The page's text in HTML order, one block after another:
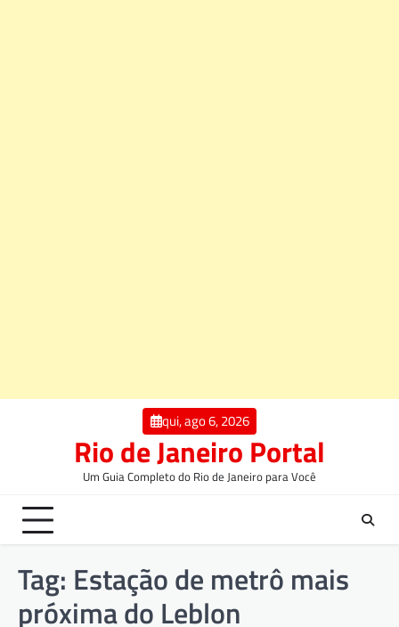
qui, ago 6, 2026
Rio de Janeiro Portal
Um Guia Completo do Rio de Janeiro para Você
Tag: Estação de metrô mais
próxima do Leblon